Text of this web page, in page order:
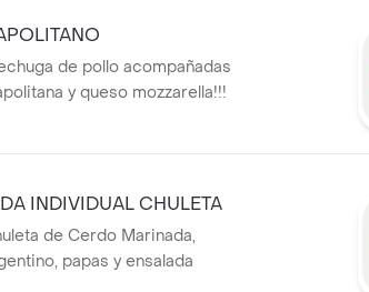
de pollo acompañadas
y queso mozzarella!!!
INDIVIDUAL CHULETA
de Cerdo Marinada,
papas y ensalada